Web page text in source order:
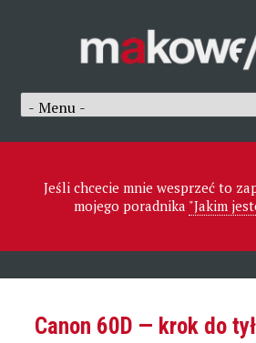
Jeśli chcecie mnie wesprzeć to
mojego poradnika "Jakim
Canon 60D — krok do